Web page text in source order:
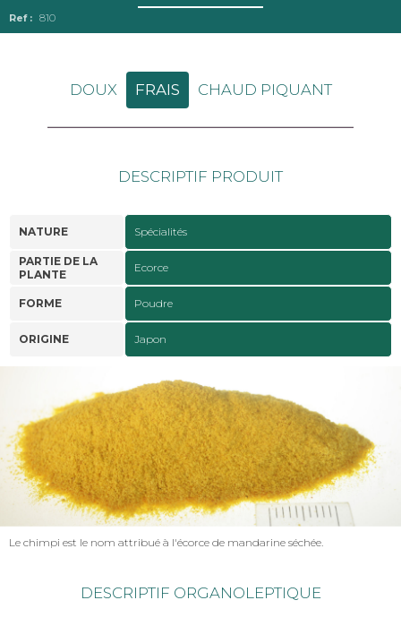
810
DOUX FRAIS CHAUD PIQUANT
DESCRIPTIF PRODUIT
NATURE Spécialités
PARTIE DE LA
PLANTE
Ecorce
FORME Poudre
ORIGINE Japon
Le chimpi est le nom attribué à l'écorce de mandarine séchée.
DESCRIPTIF ORGANOLEPTIQUE